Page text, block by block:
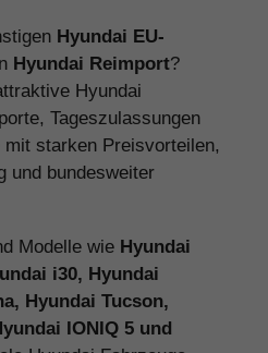
Hyundai EU-
Hyundai Reimport?
Hyundai
Tageszulassungen
mit starken Preisvorteilen,
und bundesweiter
Modelle wie Hyundai
i30, Hyundai
Hyundai Tucson,
IONIQ 5 und